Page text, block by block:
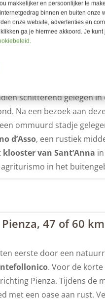
makkelijker en persoonlijker te
binnen en buiten onze
onze website, advertenties en
ga je hiermee akkoord. Je
29 of 54 km
route brengt je eerst naar
schitterend gelegen
Na een bezoek aan
ommuurd stadje
d’Asso, een rustiek
klooster van Sant’Anna
in het
47 of 60 km
eerste door een
. Voor de
Pienza. Tijdens de
met een oase aan rust.